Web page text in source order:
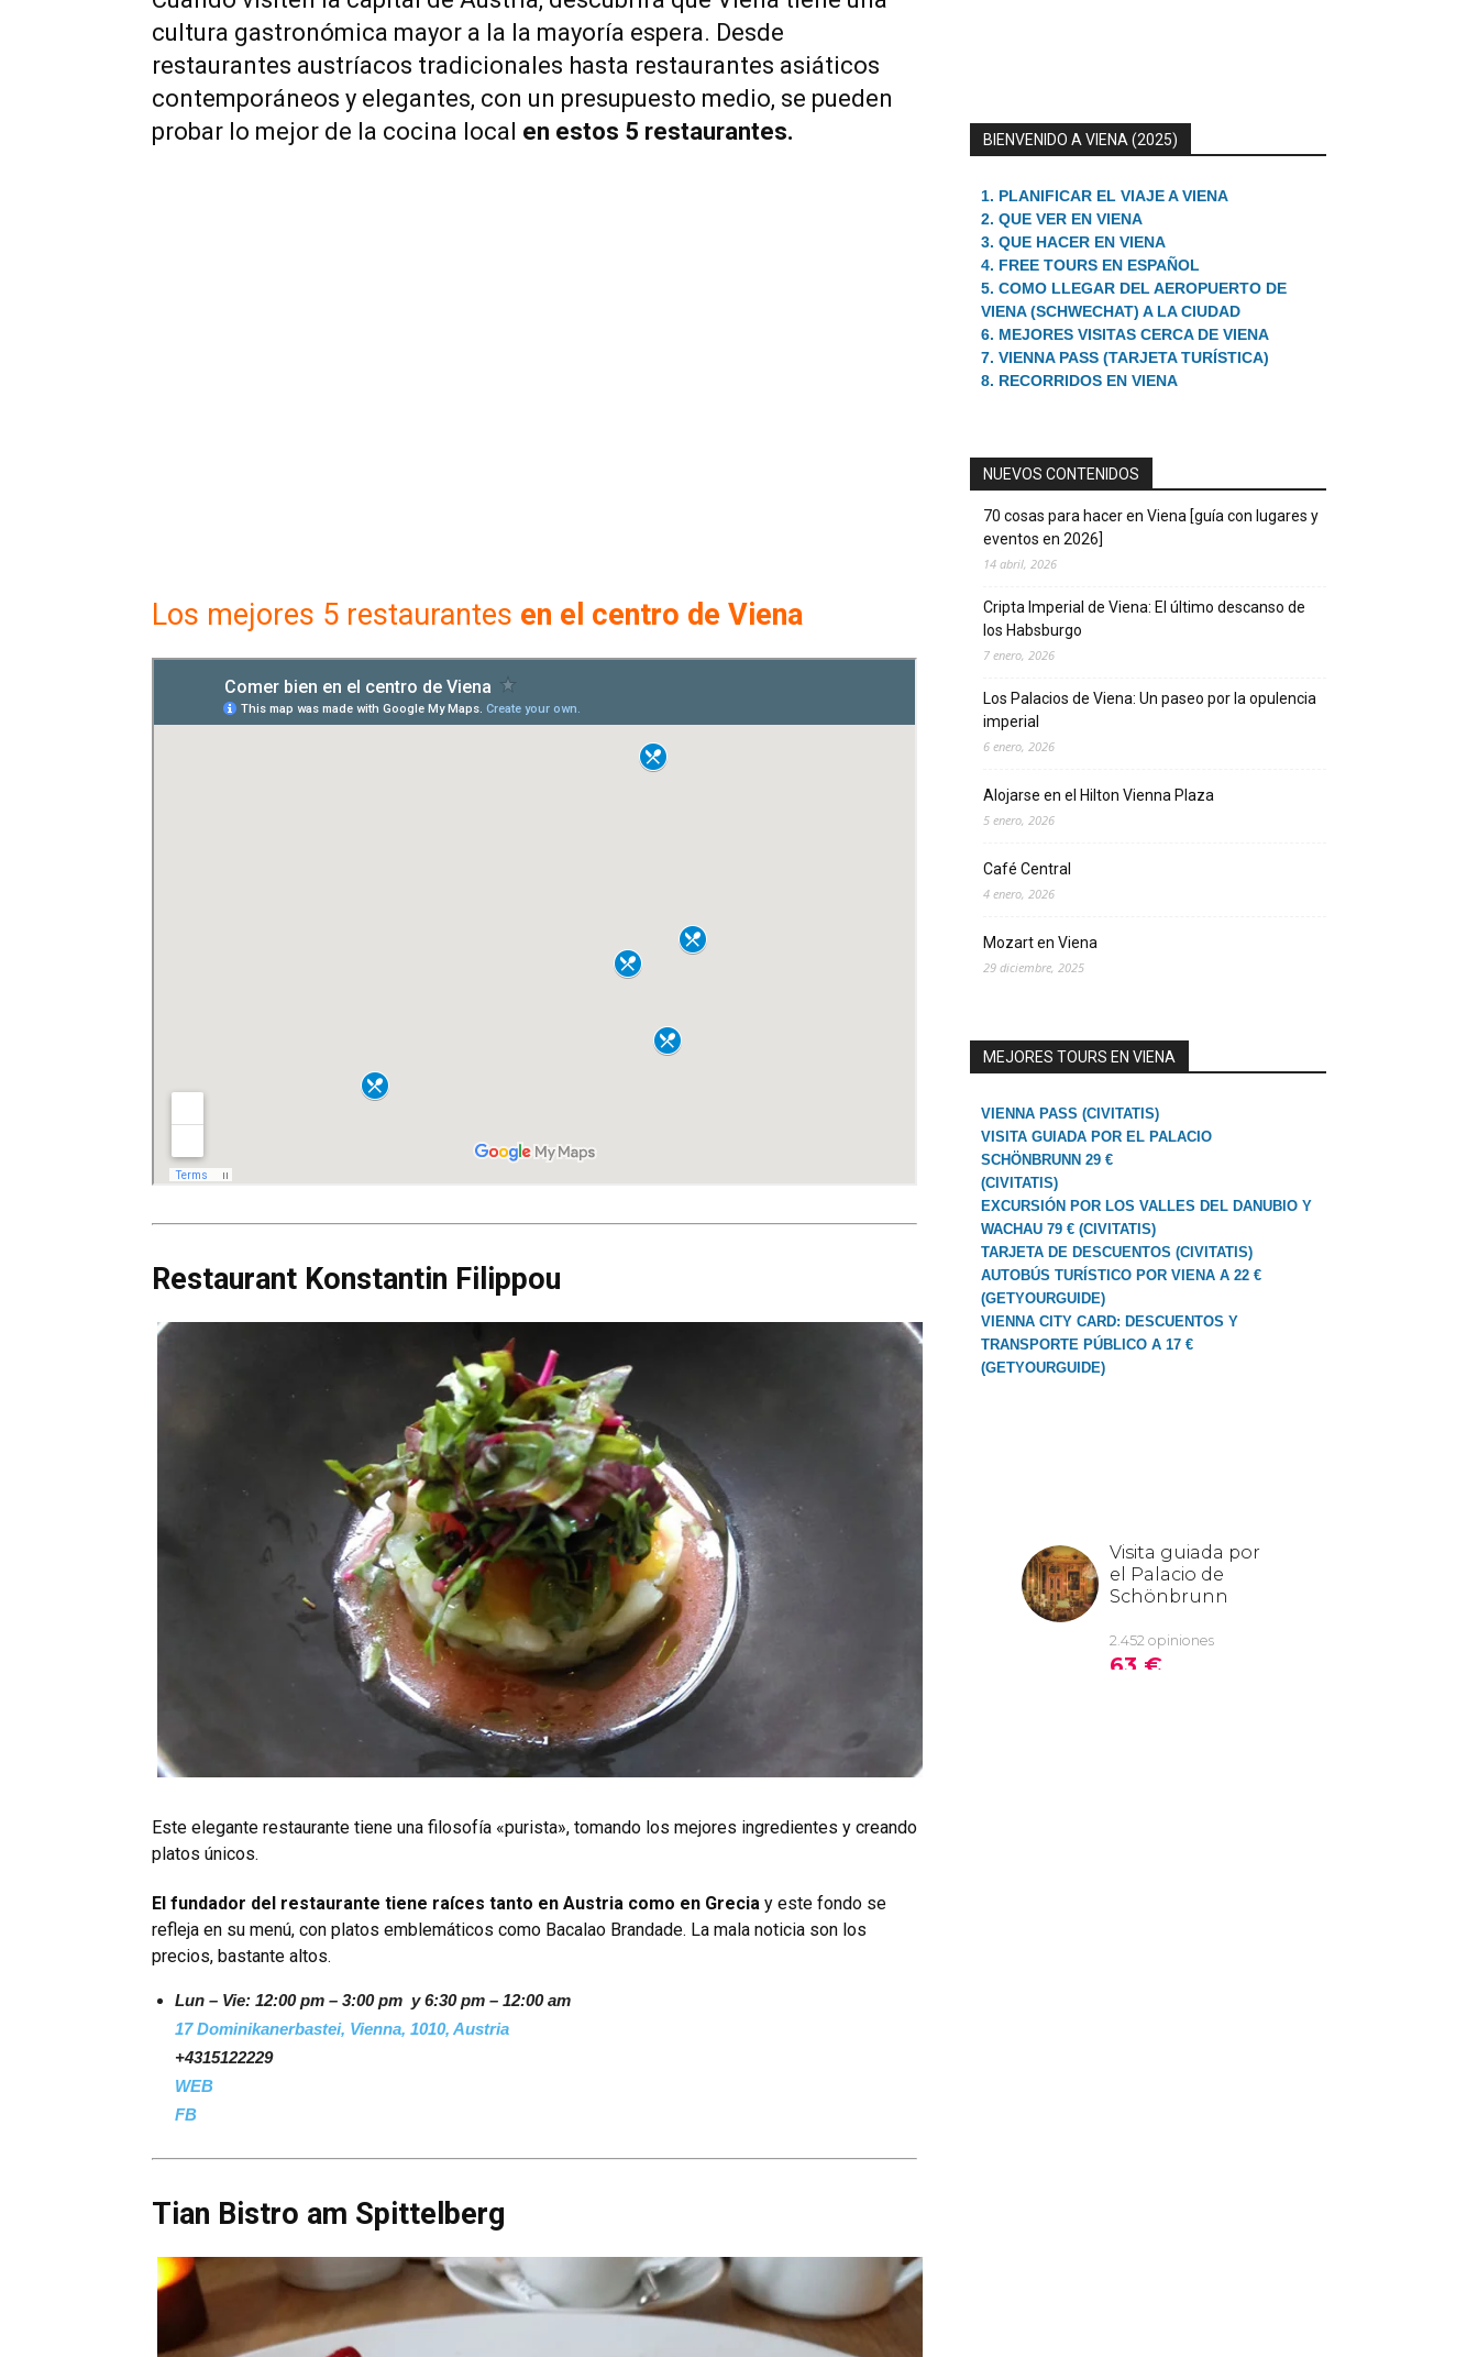
cultura gastronómica mayor a la la mayoría espera. Desde
restaurantes austríacos tradicionales hasta restaurantes asiáticos
contemporáneos y elegantes, con un presupuesto medio, se pueden
probar lo mejor de la cocina local en estos 5 restaurantes.
Los mejores 5 restaurantes en el centro de Viena
Restaurant Konstantin Filippou
Este elegante restaurante tiene una filosofía «purista», tomando los mejores ingredientes y creando
platos únicos.
El fundador del restaurante tiene raíces tanto en Austria como en Grecia y este fondo se
refleja en su menú, con platos emblemáticos como Bacalao Brandade. La mala noticia son los
precios, bastante altos.
Lun – Vie: 12:00 pm – 3:00 pm y 6:30 pm – 12:00 am
17 Dominikanerbastei, Vienna, 1010, Austria
+4315122229
WEB
FB
Tian Bistro am Spittelberg
BIENVENIDO A VIENA (2025)
1. PLANIFICAR EL VIAJE A VIENA
2. QUE VER EN VIENA
3. QUE HACER EN VIENA
4. FREE TOURS EN ESPAÑOL
5. COMO LLEGAR DEL AEROPUERTO DE
VIENA (SCHWECHAT) A LA CIUDAD
6. MEJORES VISITAS CERCA DE VIENA
7. VIENNA PASS (TARJETA TURÍSTICA)
8. RECORRIDOS EN VIENA
NUEVOS CONTENIDOS
70 cosas para hacer en Viena [guía con lugares y
eventos en 2026]
14 abril, 2026
Cripta Imperial de Viena: El último descanso de
los Habsburgo
7 enero, 2026
Los Palacios de Viena: Un paseo por la opulencia
imperial
6 enero, 2026
Alojarse en el Hilton Vienna Plaza
5 enero, 2026
Café Central
4 enero, 2026
Mozart en Viena
29 diciembre, 2025
MEJORES TOURS EN VIENA
VIENNA PASS (CIVITATIS)
VISITA GUIADA POR EL PALACIO
SCHÖNBRUNN 29 €
(CIVITATIS)
EXCURSIÓN POR LOS VALLES DEL DANUBIO Y
WACHAU 79 € (CIVITATIS)
TARJETA DE DESCUENTOS (CIVITATIS)
AUTOBÚS TURÍSTICO POR VIENA A 22 €
(GETYOURGUIDE)
VIENNA CITY CARD: DESCUENTOS Y
TRANSPORTE PÚBLICO A 17 €
(GETYOURGUIDE)